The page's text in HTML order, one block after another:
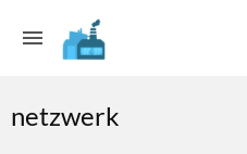
netzwerk